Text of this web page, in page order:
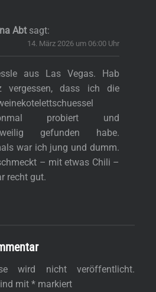
Abt sagt:
14. März 2026 um 06:00 Uhr
aus Las Vegas. Hab
vergessen, dass ich die
probiert und
gefunden habe.
war ich jung und dumm.
– mit etwas Chili –
recht gut.
wird nicht veröffentlicht.
mit *markiert